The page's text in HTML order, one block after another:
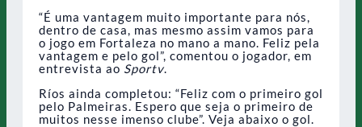
“É uma vantagem muito importante para nós,
dentro de casa, mas mesmo assim vamos para
o jogo em Fortaleza no mano a mano. Feliz pela
vantagem e pelo gol”, comentou o jogador, em
entrevista ao Sportv.
Ríos ainda completou: “Feliz com o primeiro gol
pelo Palmeiras. Espero que seja o primeiro de
muitos nesse imenso clube”. Veja abaixo o gol.